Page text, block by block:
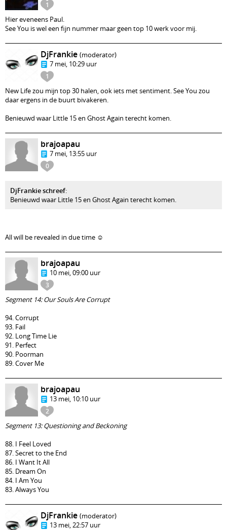
1
Hier eveneens Paul.
See You is wel een fijn nummer maar geen top 10 werk voor mij.
1
DjFrankie (moderator)
7 mei, 10:29 uur
New Life zou mijn top 30 halen, ook iets met sentiment. See You zou
daar ergens in de buurt bivakeren.
Benieuwd waar Little 15 en Ghost Again terecht komen.
0
brajoapau
7 mei, 13:55 uur
DjFrankie schreef:
Benieuwd waar Little 15 en Ghost Again terecht komen.
All will be revealed in due time ☺️
3
brajoapau
10 mei, 09:00 uur
Segment 14: Our Souls Are Corrupt
94. Corrupt
93. Fail
92. Long Time Lie
91. Perfect
90. Poorman
89. Cover Me
2
brajoapau
13 mei, 10:10 uur
Segment 13: Questioning and Beckoning
88. I Feel Loved
87. Secret to the End
86. I Want It All
85. Dream On
84. I Am You
83. Always You
DjFrankie (moderator)
13 mei, 22:57 uur